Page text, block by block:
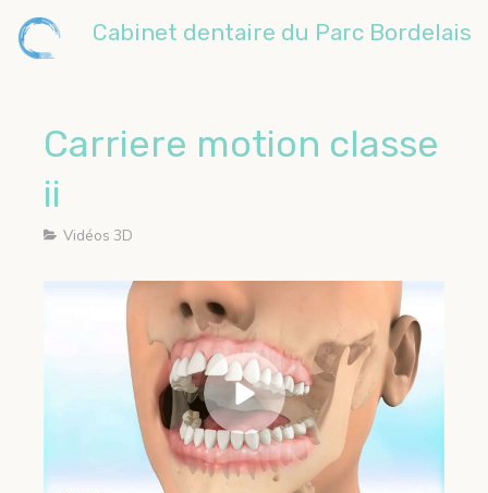
Cabinet dentaire du Parc Bordelais
Carriere motion classe
ii
Vidéos 3D